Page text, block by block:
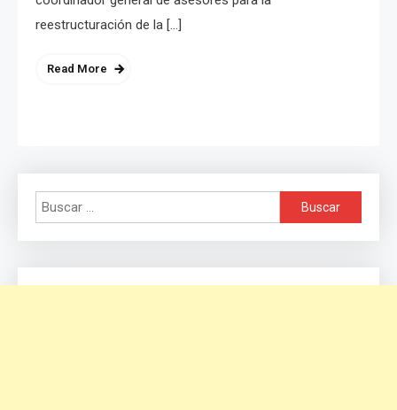
reestructuración de la […]
Read More
Buscar: